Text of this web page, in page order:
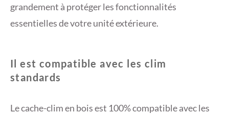
grandement à protéger les fonctionnalités
essentielles de votre unité extérieure.
Il est compatible avec les clim
standards
Le cache-clim en bois est 100% compatible avec les